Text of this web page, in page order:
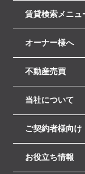
賃貸検索メニュ
オーナー様へ
不動産売買
当社について
ご契約者様向け
お役立ち情報